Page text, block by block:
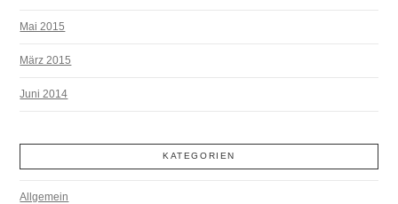
Mai 2015
März 2015
Juni 2014
KATEGORIEN
Allgemein